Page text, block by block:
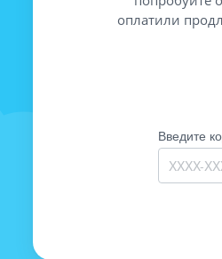
оплатили
Введите